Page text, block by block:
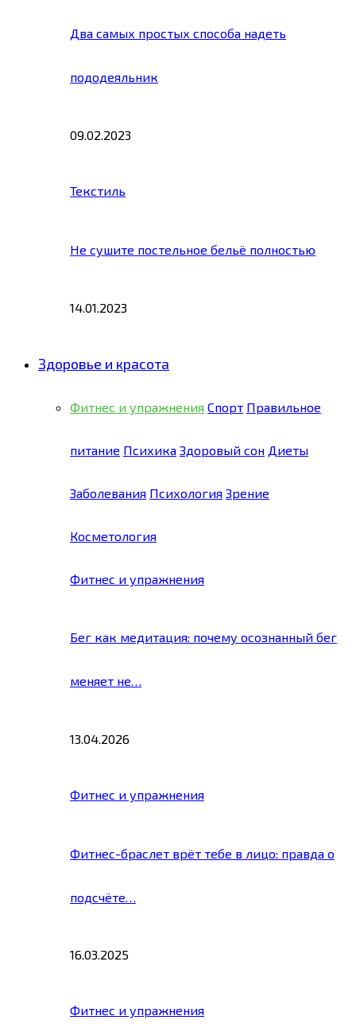
Два самых простых способа надеть
пододеяльник
09.02.2023
Текстиль
Не сушите постельное бельё полностью
14.01.2023
Здоровье и красота
Фитнес и упражнения Спорт Правильное
питание Психика Здоровый сон Диеты
Заболевания Психология Зрение
Косметология
Фитнес и упражнения
Бег как медитация: почему осознанный бег
меняет не…
13.04.2026
Фитнес и упражнения
Фитнес-браслет врёт тебе в лицо: правда о
подсчёте…
16.03.2025
Фитнес и упражнения